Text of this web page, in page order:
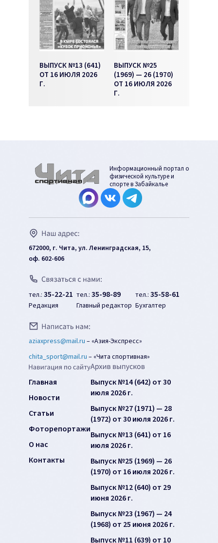
ВЫПУСК №13 (641)
ОТ 16 ИЮЛЯ 2026
Г.
ВЫПУСК №25
(1969) — 26 (1970)
ОТ 16 ИЮЛЯ 2026
Г.
Информационный портал о
физической культуре и
спорте в Забайкалье
672000, г. Чита, ул. Ленинградская, 15,
оф. 602-606
тел.: 35-22-21
Редакция
тел.: 35-98-89
Главный редактор
тел.: 35-58-61
Бухгалтер
aziaxpress@mail.ru – «Азия-Экспресс»
chita_sport@mail.ru – «Чита спортивная»
Главная
Новости
Статьи
Фоторепортажи
О нас
Контакты
Выпуск №14 (642) от 30
июля 2026 г.
Выпуск №27 (1971) — 28
(1972) от 30 июля 2026 г.
Выпуск №13 (641) от 16
июля 2026 г.
Выпуск №25 (1969) — 26
(1970) от 16 июля 2026 г.
Выпуск №12 (640) от 29
июня 2026 г.
Выпуск №23 (1967) — 24
(1968) от 25 июня 2026 г.
Выпуск №11 (639) от 10